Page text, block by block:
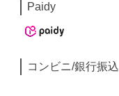
Paidy
コンビニ/銀行振込